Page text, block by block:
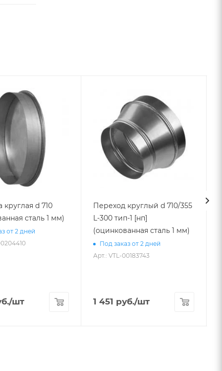
круглая d 710
сталь 1 мм)
от 2 дней
/шт
Переход круглый d 710/355
L-300 тип-1 [нп]
(оцинкованная сталь 1 мм)
Под заказ от 2 дней
Арт.: VTL-00183743
1 451 руб./шт